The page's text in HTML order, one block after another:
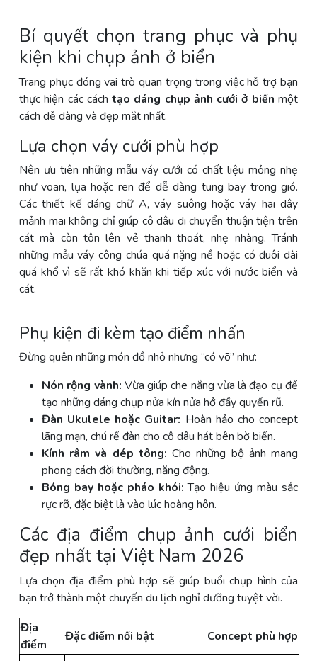
Bí quyết chọn trang phục và phụ
kiện khi chụp ảnh ở biển
Trang phục đóng vai trò quan trọng trong việc hỗ trợ bạn
thực hiện các cáchtạo dáng chụp ảnh cưới ở biển một
cách dễ dàng và đẹp mắt nhất.
Lựa chọn váy cưới phù hợp
Nên ưu tiên những mẫu váy cưới có chất liệu mỏng nhẹ
như voan, lụa hoặc ren để dễ dàng tung bay trong gió.
Các thiết kế dáng chữ A, váy suông hoặc váy hai dây
mảnh mai không chỉ giúp cô dâu di chuyển thuận tiện trên
cát mà còn tôn lên vẻ thanh thoát, nhẹ nhàng. Tránh
những mẫu váy công chúa quá nặng nề hoặc có đuôi dài
quá khổ vì sẽ rất khó khăn khi tiếp xúc với nước biển và
cát.
Phụ kiện đi kèm tạo điểm nhấn
Đừng quên những món đồ nhỏ nhưng “có võ” như:
Nón rộng vành: Vừa giúp che nắng vừa là đạo cụ để
tạo những dáng chụp nửa kín nửa hở đầy quyến rũ.
Đàn Ukulele hoặc Guitar: Hoàn hảo cho concept
lãng mạn, chú rể đàn cho cô dâu hát bên bờ biển.
Kính râm và dép tông: Cho những bộ ảnh mang
phong cách đời thường, năng động.
Bóng bay hoặc pháo khói: Tạo hiệu ứng màu sắc
rực rỡ, đặc biệt là vào lúc hoàng hôn.
Các địa điểm chụp ảnh cưới biển
đẹp nhất tại Việt Nam 2026
Lựa chọn địa điểm phù hợp sẽ giúp buổi chụp hình của
bạn trở thành một chuyến du lịch nghỉ dưỡng tuyệt vời.
Địa
điểm
Đặc điểm nổi bật Concept phù hợp